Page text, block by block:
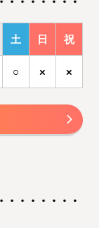
土 日 祝
○ × ×